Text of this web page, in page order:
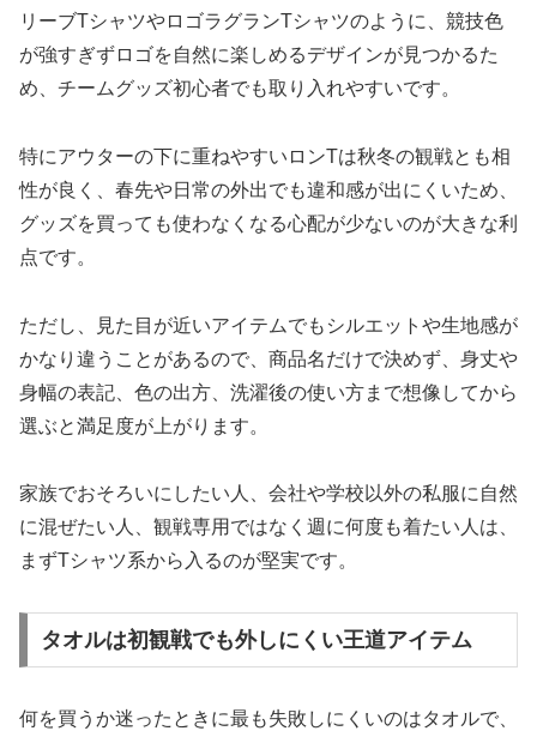
リーブTシャツやロゴラグランTシャツのように、競技色
が強すぎずロゴを自然に楽しめるデザインが見つかるた
め、チームグッズ初心者でも取り入れやすいです。
特にアウターの下に重ねやすいロンTは秋冬の観戦とも相
性が良く、春先や日常の外出でも違和感が出にくいため、
グッズを買っても使わなくなる心配が少ないのが大きな利
点です。
ただし、見た目が近いアイテムでもシルエットや生地感が
かなり違うことがあるので、商品名だけで決めず、身丈や
身幅の表記、色の出方、洗濯後の使い方まで想像してから
選ぶと満足度が上がります。
家族でおそろいにしたい人、会社や学校以外の私服に自然
に混ぜたい人、観戦専用ではなく週に何度も着たい人は、
まずTシャツ系から入るのが堅実です。
タオルは初観戦でも外しにくい王道アイテム
何を買うか迷ったときに最も失敗しにくいのはタオルで、